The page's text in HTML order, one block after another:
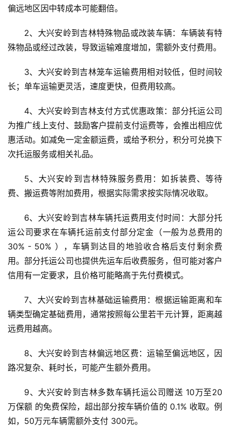
偏远地区因中转成本可能翻倍。
2、大兴安岭到吉林特殊物品或改装车辆：车辆装有特
殊物品或经过改装，导致运输难度增加，需额外支付费用。
3、大兴安岭到吉林笼车运输费用相对较低，但时间较
长；单车运输更灵活，速度更快，但费用较高。
4、大兴安岭到吉林支付方式优惠政策：部分托运公司
为推广线上支付、鼓励客户提前支付运费等，会推出相应优
惠活动。如减免一定金额运费，或给予积分，积分可兑换下
次托运服务或相关礼品。
5、大兴安岭到吉林特殊服务费用：如拆装费、等待
费、搬运费等附加费用，根据实际需求按实际情况收取。
6、大兴安岭到吉林车辆托运费用支付时间：大部分托
运公司要求在车辆托运前支付部分定金（一般为总费用的
30% - 50% ），车辆到达目的地验收合格后支付剩余费
用。部分托运公司也提供先运车后收费服务，但可能对客户
信用有一定要求，且价格可能略高于先付费模式。
7、大兴安岭到吉林基础运输费用：根据运输距离和车
辆类型确定基础费用，通常按照每公里若干元计算，距离越
远费用越高。
8、大兴安岭到吉林偏远地区费：运输至偏远地区，因
路况复杂、耗时长，可能产生额外费用。
9、大兴安岭到吉林多数车辆托运公司赠送 10万至20
万保额 的免费保险，超出部分按车辆价值的 0.1% 收取。例
如，50万元车辆需额外支付 300元。